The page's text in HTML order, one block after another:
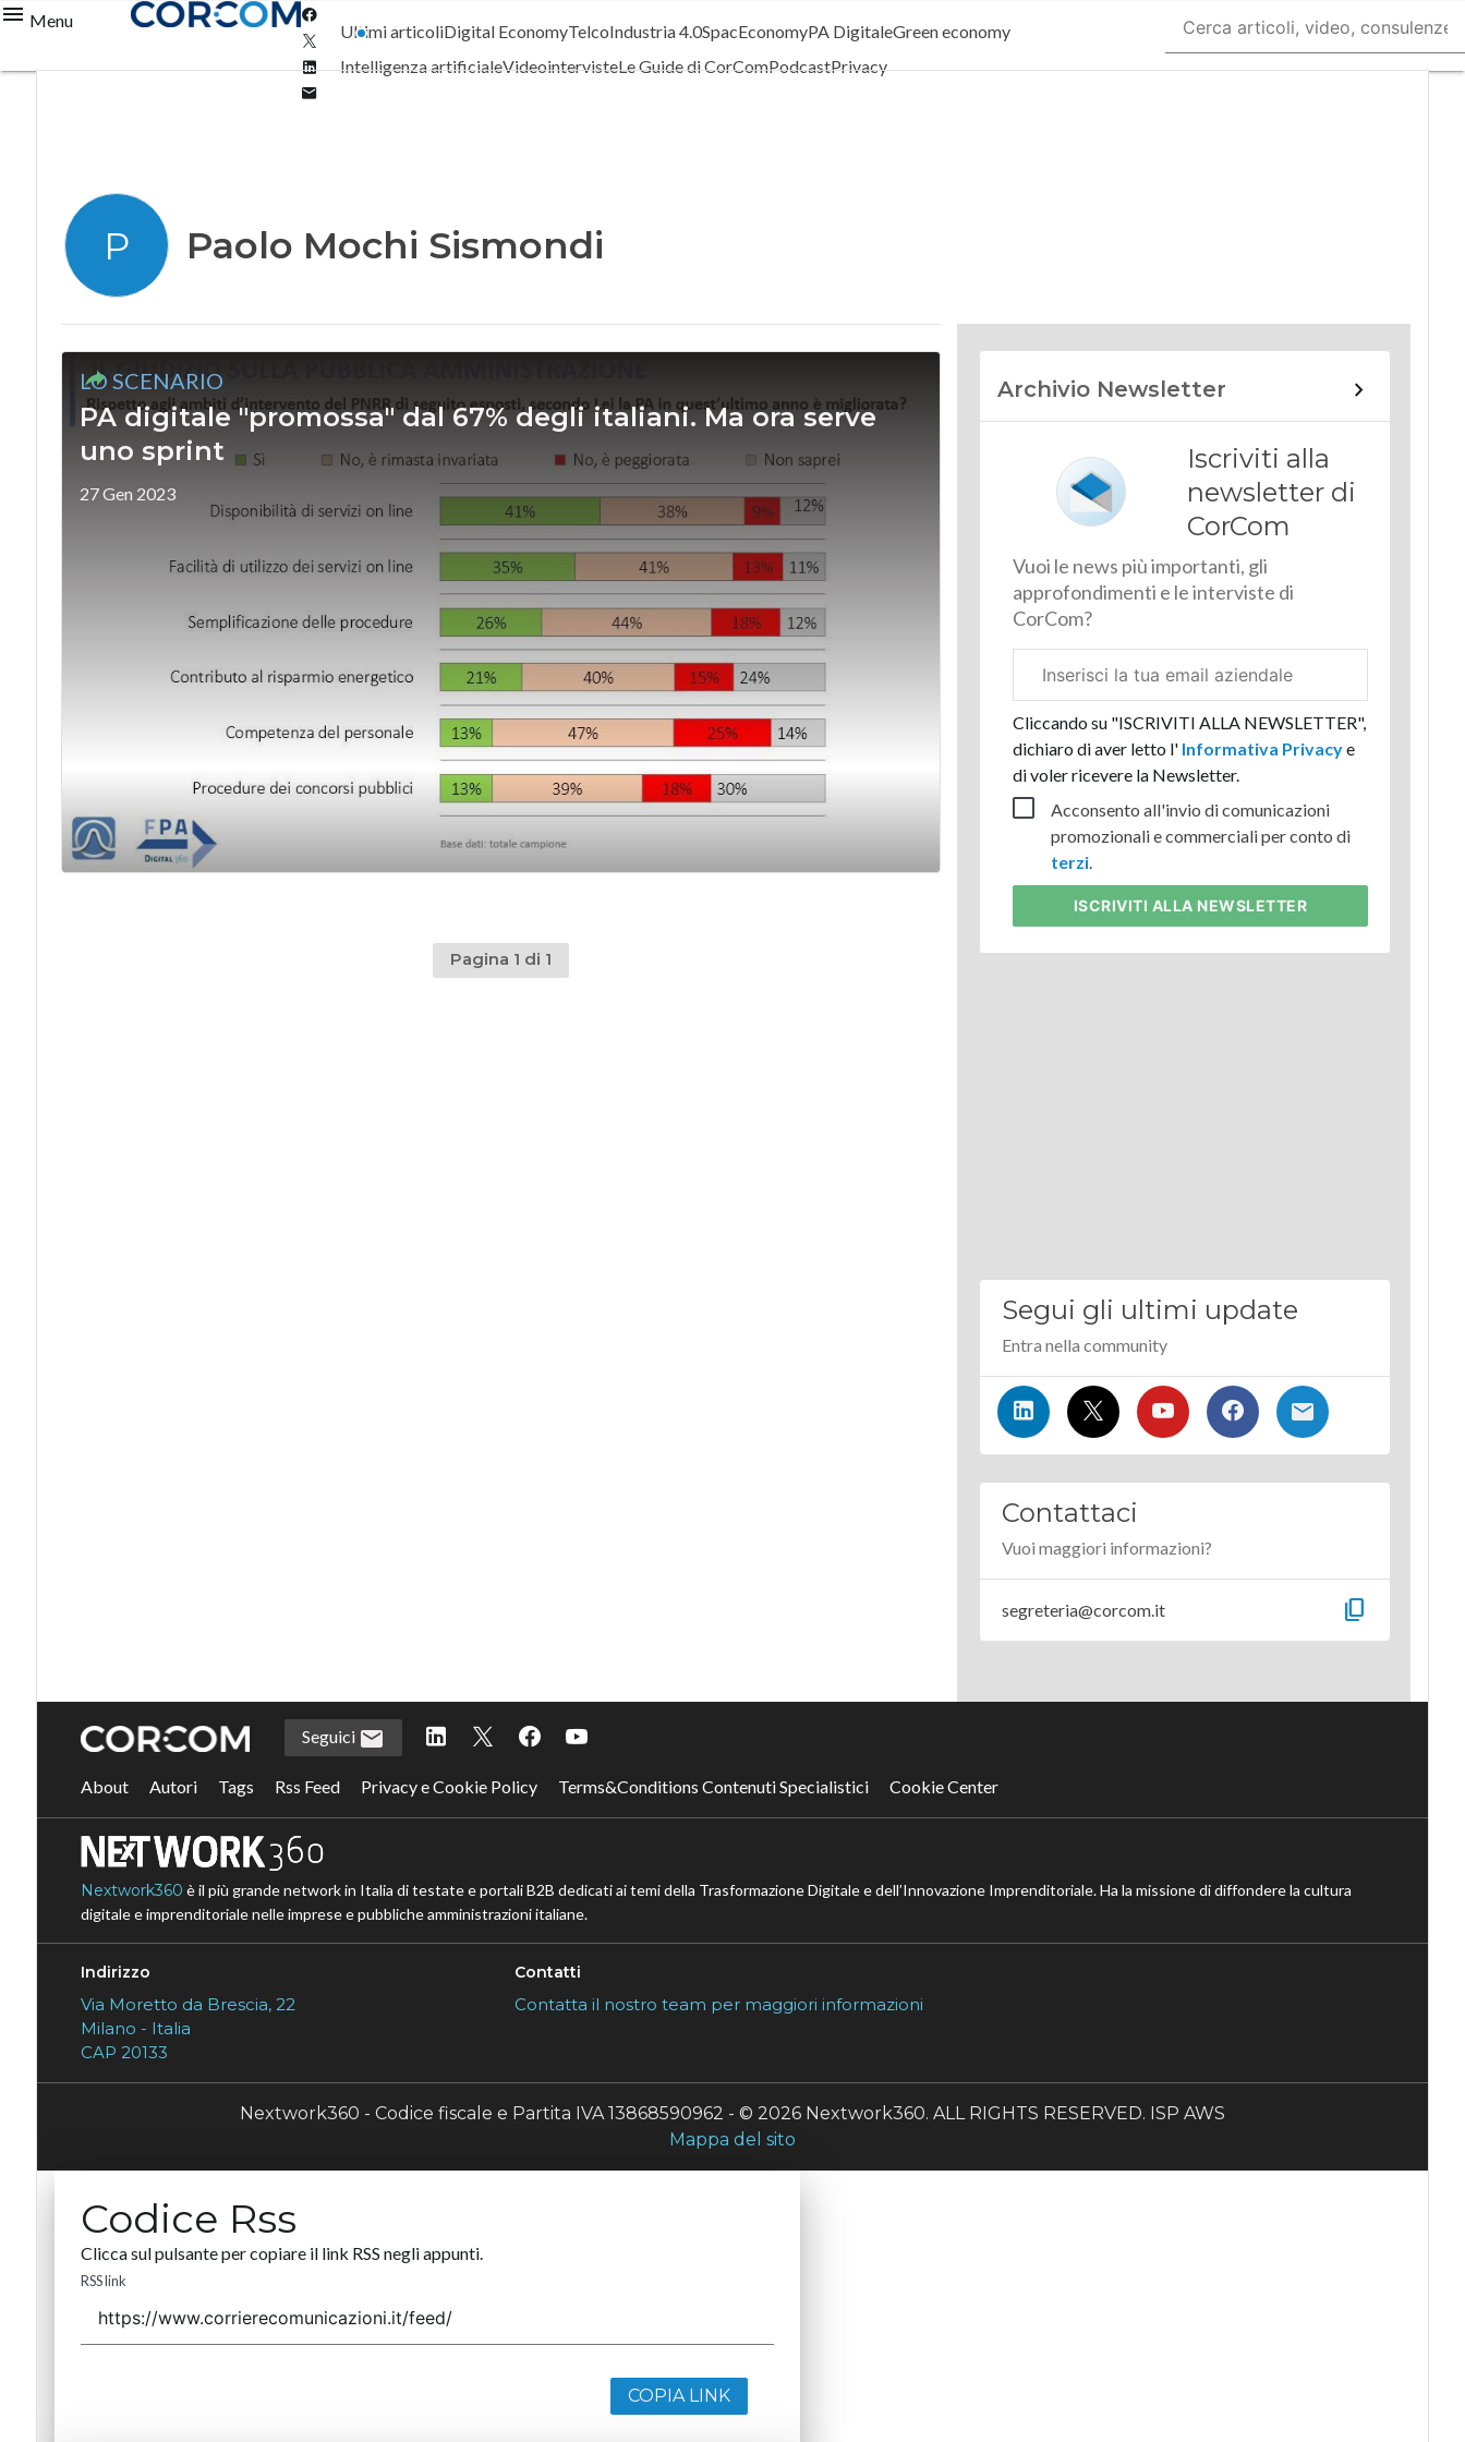
Menu
Twitter
Linkedin
Ultimi articoliDigital EconomyTelcoIndustria 4.0SpacEconomyPA DigitaleGreen economy
Intelligenza artificialeVideointervisteLe Guide di CorComPodcastPrivacy
P Paolo Mochi Sismondi
LO SCENARIO
PA digitale "promossa" dal 67% degli italiani. Ma ora serve
uno sprint
27 Gen 2023
Pagina 1 di 1
Archivio Newsletter
Iscriviti alla
newsletter di
CorCom
Vuoi le news più importanti, gli
approfondimenti e le interviste di
CorCom?
aziendale
Cliccando su "ISCRIVITI ALLA NEWSLETTER",
dichiaro di aver letto l'Informativa Privacye
di voler ricevere la Newsletter.
Acconsento all'invio di comunicazioni
promozionali e commerciali per conto di
terzi.
ISCRIVITI ALLA NEWSLETTER
Segui gli ultimi update
Entra nella community
Contattaci
Vuoi maggiori informazioni?
segreteria@corcom.it content_copy
Seguici
About Autori Tags Rss Feed Privacy e Cookie Policy Terms&Conditions Contenuti Specialistici Cookie Center
Nextwork360 è il più grande network in Italia di testate e portali B2B dedicati ai temi della Trasformazione Digitale e dell’Innovazione Imprenditoriale. Ha la missione di diffondere la cultura
digitale e imprenditoriale nelle imprese e pubbliche amministrazioni italiane.
Indirizzo
Via Moretto da Brescia, 22
Milano - Italia
CAP 20133
Contatti
Contatta il nostro team per maggiori informazioni
Nextwork360 - Codice fiscale e Partita IVA 13868590962 - © 2026 Nextwork360. ALL RIGHTS RESERVED. ISP AWS
Mappa del sito
Codice Rss
Clicca sul pulsante per copiare il link RSS negli appunti.
RSS link
COPIA LINK